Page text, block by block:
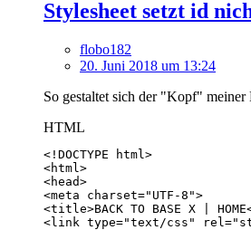
Stylesheet setzt id
flobo182
20. Juni 2018 um 13:24
So gestaltet sich der "Kopf"
HTML
<link type="text/css"